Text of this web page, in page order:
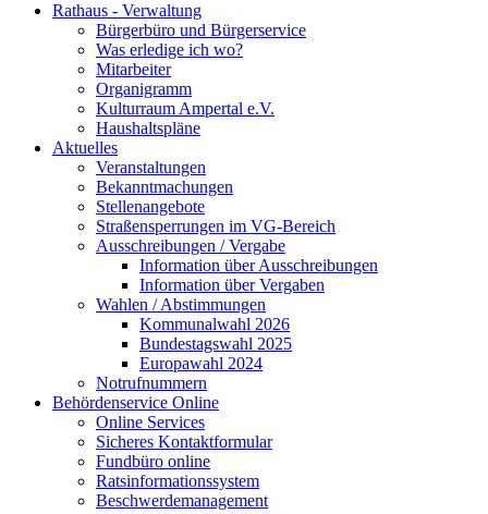
Rathaus - Verwaltung
Bürgerbüro und Bürgerservice
Was erledige ich wo?
Mitarbeiter
Organigramm
Kulturraum Ampertal e.V.
Haushaltspläne
Aktuelles
Veranstaltungen
Bekanntmachungen
Stellenangebote
Straßensperrungen im VG-Bereich
Ausschreibungen / Vergabe
Information über Ausschreibungen
Information über Vergaben
Wahlen / Abstimmungen
Kommunalwahl 2026
Bundestagswahl 2025
Europawahl 2024
Notrufnummern
Behördenservice Online
Online Services
Sicheres Kontaktformular
Fundbüro online
Ratsinformationssystem
Beschwerdemanagement